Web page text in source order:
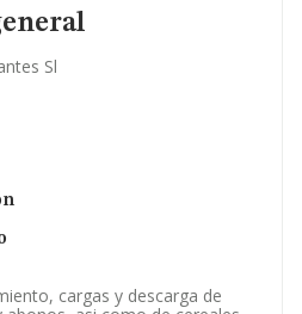
Sl
cargas y descarga de
complementaria.